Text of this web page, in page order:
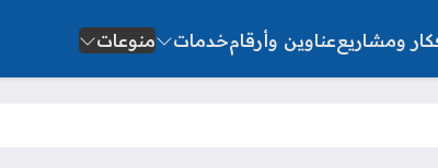
ومشاريععناوين وأرقامخدمات منوعات